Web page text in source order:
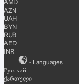
AMD
AZN
UAH
BYN
RUB
AED
INR
- Languages
Русский
ქართული